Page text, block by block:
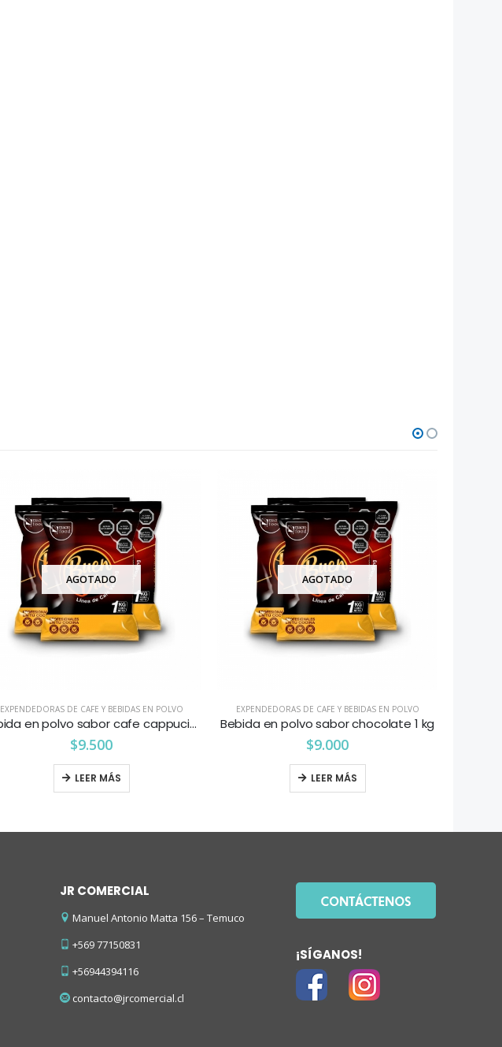
AGOTADO
EXPENDEDORAS DE CAFE Y BEBIDAS EN POLVO
Bebida en polvo sabor cafe cappucino vainilla 1 kg
$9.500
LEER MÁS
AGOTADO
EXPENDEDORAS DE CAFE Y BEBIDAS EN POLVO
Bebida en polvo sabor chocolate 1 kg
$9.000
LEER MÁS
JR COMERCIAL
Manuel Antonio Matta 156 – Temuco
+569 77150831
+56944394116
contacto@jrcomercial.cl
¡SÍGANOS!